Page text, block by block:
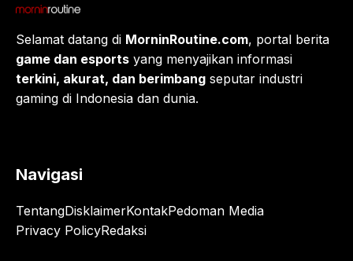
Selamat datang di MorninRoutine.com, portal berita
game dan esports yang menyajikan informasi
terkini, akurat, dan berimbang seputar industri
gaming di Indonesia dan dunia.
Navigasi
TentangDisklaimerKontakPedoman Media
Privacy PolicyRedaksi